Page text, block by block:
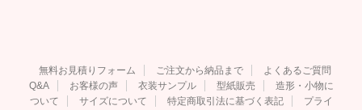
無料お見積りフォーム ご注文から納品まで
よくあるご質問
Q&A
お客様の声 衣装サンプル 型紙販売
造形・小物に
ついて
サイズについて 特定商取引法に基づく表記
プライ